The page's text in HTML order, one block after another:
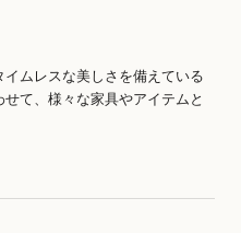
ムレスな美しさを備えている
て、様々な家具やアイテムと